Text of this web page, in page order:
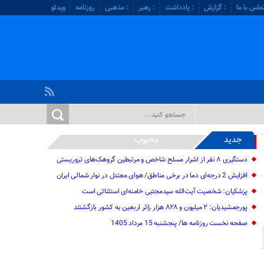
با ما : گزارش : یادداشت : رهبر : مذهبی روزنامه ویدئو
جدید محبوب
دستگیری ۸ نفر از اشرار مسلح شاخص و مرتبطین گروهک‌های تروریستی
افزایش 2 درجه‌ای دما در برخی مناطق/ هوای معتدل در نوار شمالی ایران
پزشکیان: شخصیت آیت‌الله سیدمجتبی خامنه‌ای استثنائی است
پورجمشیدیان: ۲ میلیون و ۸۲۸ هزار زائر اربعین به کشور بازگشتند
صفحه نخست روزنامه ها/ پنجشنبه 15 مرداد 1405